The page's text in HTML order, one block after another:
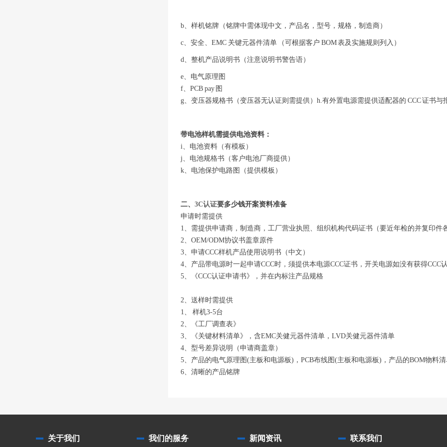
b、样机铭牌（铭牌中需体现中文，产品名，型号，规格，制造商）
c、安全、EMC 关键元器件清单 （可根据客户 BOM 表及实施规则列入）
d、整机产品说明书（注意说明书警告语）
e、电气原理图
f、PCB pay 图
g、变压器规格书（变压器无认证则需提供）h.有外置电源需提供适配器的 CCC 证书与
带电池样机需提供电池资料：
i、电池资料（有模板）
j、电池规格书（客户电池厂商提供）
k、电池保护电路图（提供模板）
二、 3C认证要多少钱开案资料准备
申请时需提供
1、需提供申请商，制造商，工厂营业执照、组织机构代码证书（要近年检的并复印件
2、OEM/ODM协议书盖章原件
3、申请CCC样机产品使用说明书（中文）
4、产品带电源时一起申请CCC时，须提供本电源CCC证书，开关电源如没有获得CCC
5、《CCC认证申请书》，并在内标注产品规格
2、送样时需提供
1、 样机3-5台
2、《工厂调查表》
3、《关键材料清单》，含EMC关健元器件清单，LVD关健元器件清单
4、型号差异说明（申请商盖章）
5、产品的电气原理图(主板和电源板)，PCB布线图(主板和电源板)，产品的BOM物料
6、清晰的产品铭牌
关于我们 我们的服务 新闻资讯 联系我们